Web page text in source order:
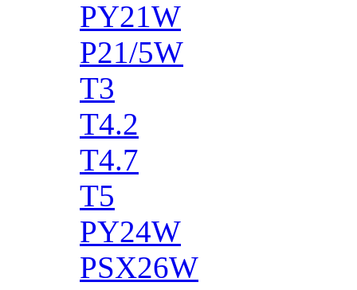
PY21W
P21/5W
T3
T4.2
T4.7
T5
PY24W
PSX26W